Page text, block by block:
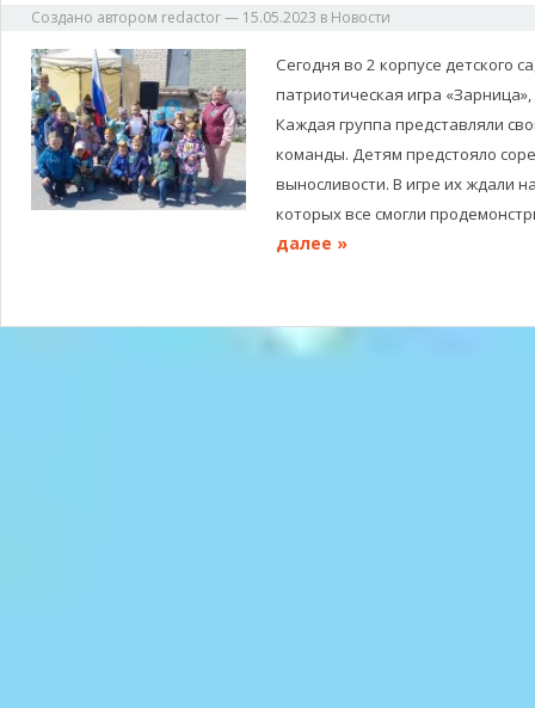
Создано автором redactor— 15.05.2023 в Новости
Сегодня во 2 корпусе детского
патриотическая игра
Каждая группа представляли
команды. Детям предстояло
выносливости. В игре их ждали
которых все смогли
далее »